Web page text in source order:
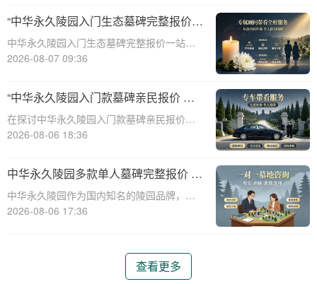
提升，选择一个环保且经济的陵园及墓碑成
为许多家庭的考虑。中华永久陵园，作
“中华永久陵园入门生态墓碑完整报价
一站式服务打包特惠详解”
中华永久陵园入门生态墓碑完整报价一站式
服务打包特惠详解☎ 中华永久陵园电话:400-
之一，一直致力于提供高品质、个性化的墓
碑服务。生态墓碑作为一种环保、
2026-08-07 09:36
“中华永久陵园入门款墓碑亲民报价 一
次性付清享折上折：超值优惠与便捷选
择的完美结合”
在探讨中华永久陵园入门款墓碑亲民报价这
一主题时，我们首先需要理解墓碑选择的重
对逝者的纪念，也是对生者情感的寄托。因
此，选择一款既符合预算又具有纪念意义的
墓碑显得尤
2026-08-06 18:36
中华永久陵园多款单人墓碑完整报价 淡
季下单直降数千元详解
中华永久陵园作为国内知名的陵园品牌，提
供多种单人墓碑选择，满足不同客户的需
元的优惠政策，帮助消费者做出明智的选
2026-08-06 17:36
查看更多